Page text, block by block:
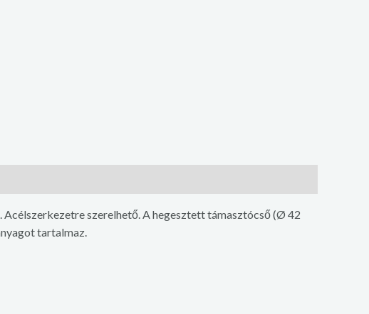
szerelhető. A hegesztett támasztócső (Ø 42
tartalmaz.